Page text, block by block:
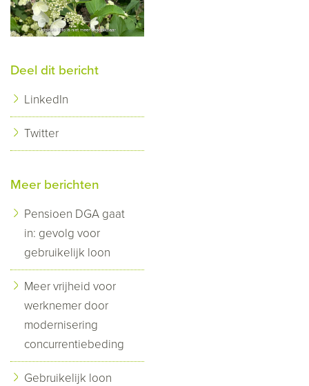
Deel dit bericht
LinkedIn
Twitter
Meer berichten
Pensioen DGA gaat
in: gevolg voor
gebruikelijk loon
Meer vrijheid voor
werknemer door
modernisering
concurrentiebeding
Gebruikelijk loon